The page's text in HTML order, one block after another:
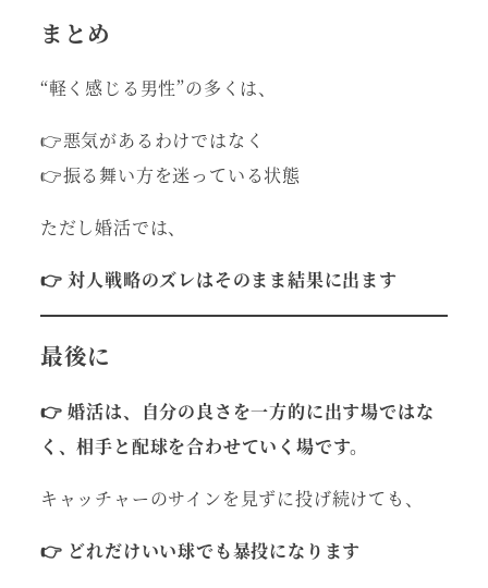
まとめ
“軽く感じる男性”の多くは、
👉悪気があるわけではなく
👉振る舞い方を迷っている状態
ただし婚活では、
👉 対人戦略のズレはそのまま結果に出ます
最後に
👉 婚活は、自分の良さを一方的に出す場ではな
く、相手と配球を合わせていく場です。
キャッチャーのサインを見ずに投げ続けても、
👉 どれだけいい球でも暴投になります